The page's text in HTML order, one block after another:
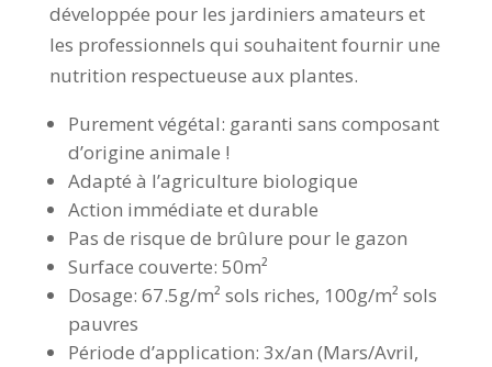
développée pour les jardiniers amateurs et
les professionnels qui souhaitent fournir une
nutrition respectueuse aux plantes.
Purement végétal: garanti sans composant
d’origine animale !
Adapté à l’agriculture biologique
Action immédiate et durable
Pas de risque de brûlure pour le gazon
Surface couverte: 50m²
Dosage: 67.5g/m² sols riches, 100g/m² sols
pauvres
Période d’application: 3x/an (Mars/Avril,